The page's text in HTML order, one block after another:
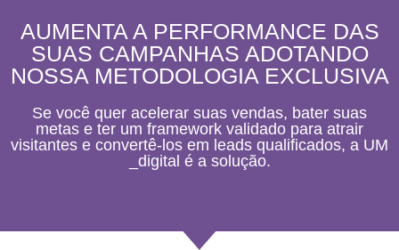
AUMENTA A PERFORMANCE DAS
SUAS CAMPANHAS ADOTANDO
NOSSA METODOLOGIA EXCLUSIVA
Se você quer acelerar suas vendas, bater suas
metas e ter um framework validado para atrair
visitantes e convertê-los em leads qualificados, a UM
_digital é a solução.